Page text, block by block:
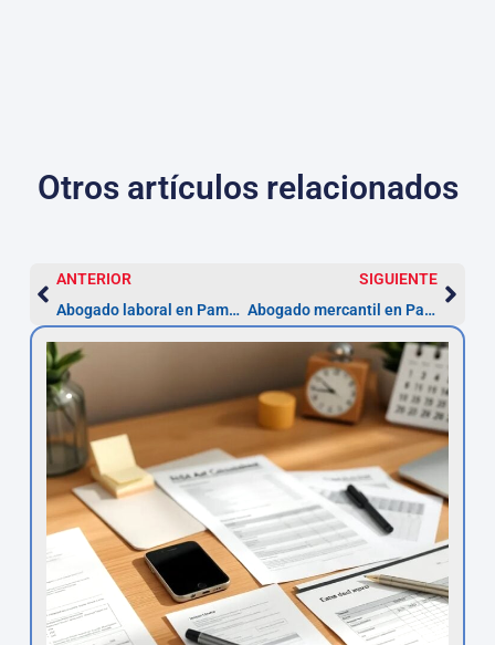
Otros artículos relacionados
ANTERIOR
Abogado laboral en Pamplona: reclamar despido
SIGUIENTE
Abogado mercantil en Pamplona — Constitución de sociedades